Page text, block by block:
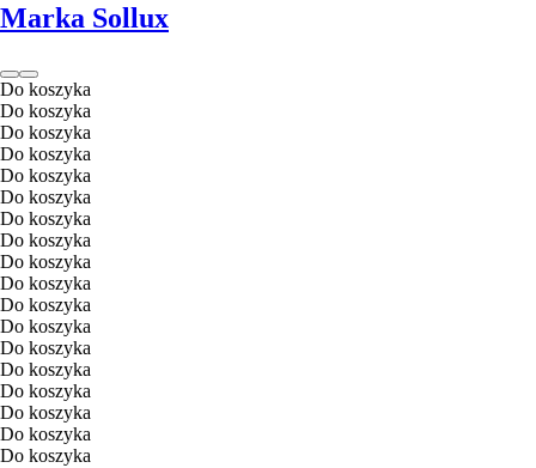
Marka Sollux
Do koszyka
Do koszyka
Do koszyka
Do koszyka
Do koszyka
Do koszyka
Do koszyka
Do koszyka
Do koszyka
Do koszyka
Do koszyka
Do koszyka
Do koszyka
Do koszyka
Do koszyka
Do koszyka
Do koszyka
Do koszyka